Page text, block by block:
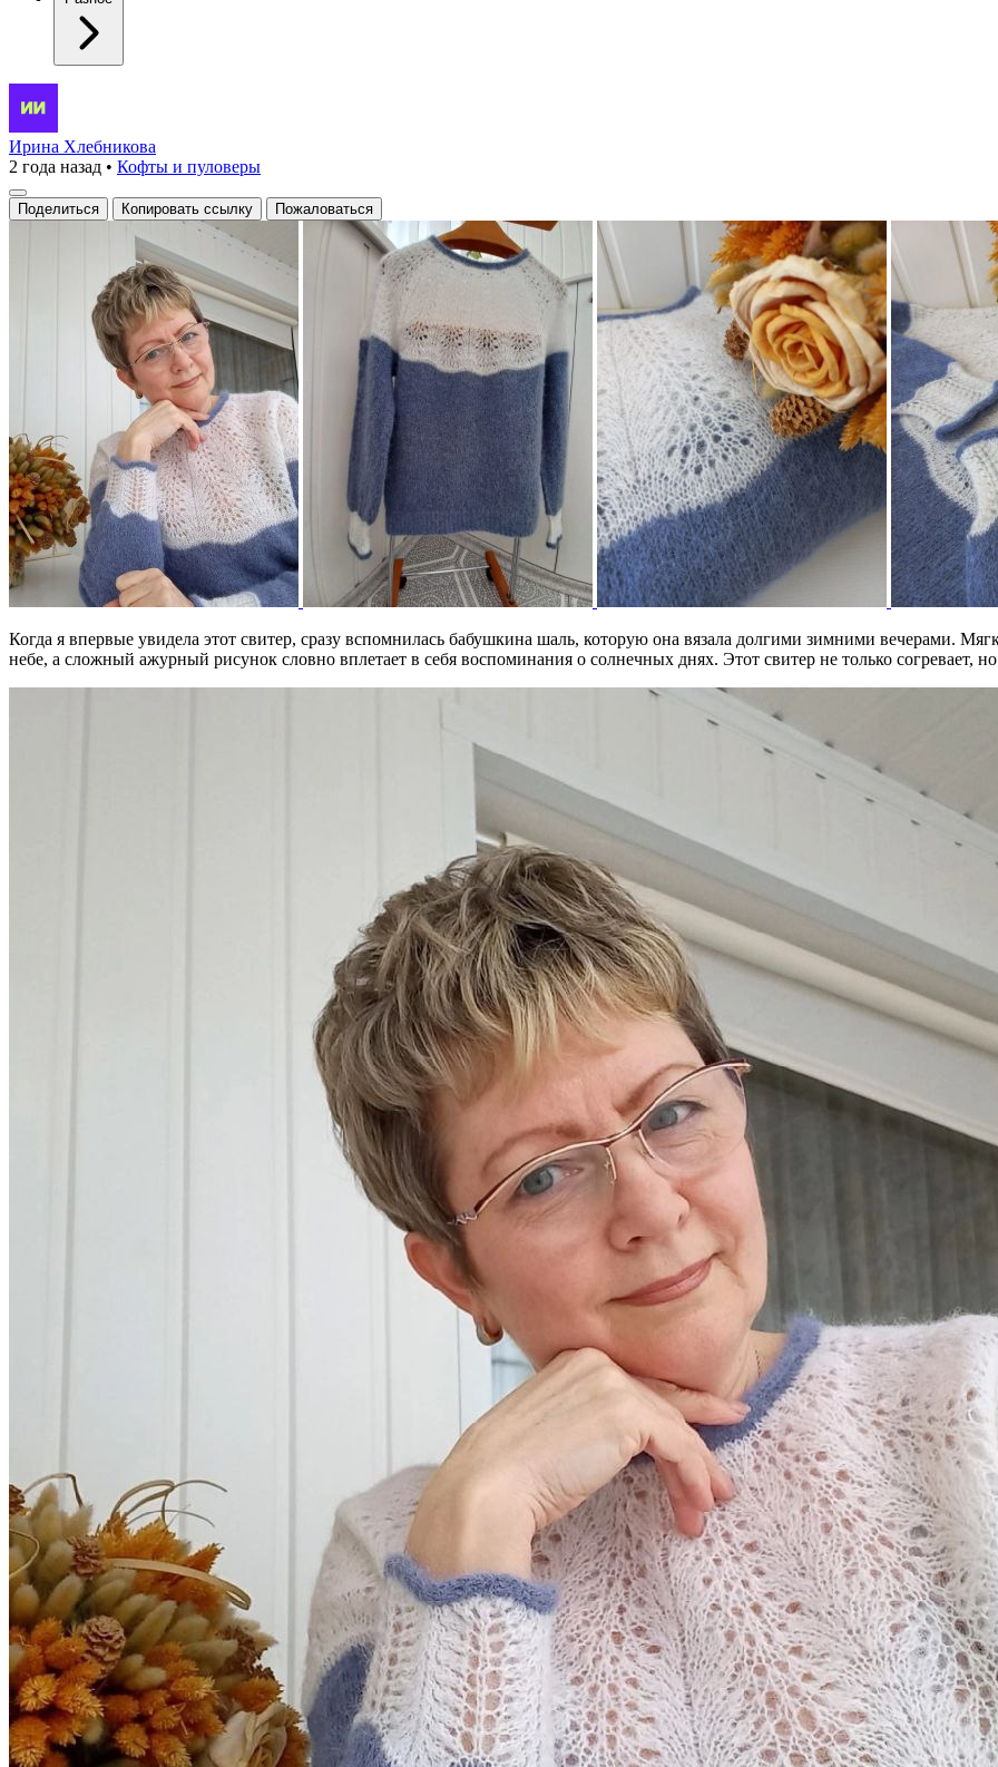
«Волшебная
паутинка
с
ароматом
Ирина Хлебникова
2 года назад • Кофты и пуловеры
Поделиться Копировать ссылку Пожаловаться
Когда я впервые увидела этот свитер, сразу вспомнилась бабушкина шаль, которую она вязала долгими зимними вечерами.
небе, а сложный ажурный рисунок словно вплетает в себя воспоминания о солнечных днях. Этот свитер не только согревает,